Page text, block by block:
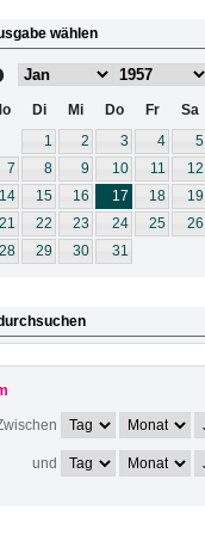
wählen
Di Mi Do Fr Sa
1
2 3 4 5
7
8 9 10 11 12
14
15 16 17 18 19
21
22 23 24 25 26
28
29 30 31
und